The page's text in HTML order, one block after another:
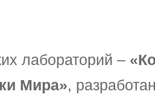
лабораторий –
Мира»,